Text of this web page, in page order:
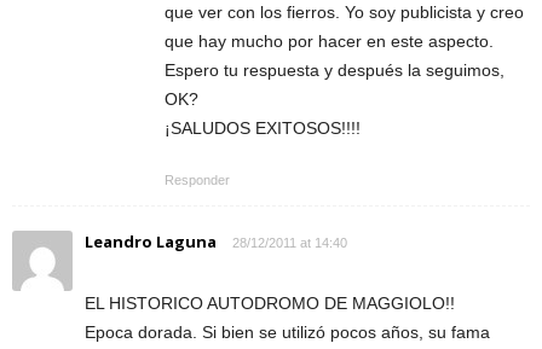
que ver con los fierros. Yo soy publicista y creo
que hay mucho por hacer en este aspecto.
Espero tu respuesta y después la seguimos,
OK?
¡SALUDOS EXITOSOS!!!!
Responder
Leandro Laguna 28/12/2011 at 14:40
EL HISTORICO AUTODROMO DE MAGGIOLO!!
Epoca dorada. Si bien se utilizó pocos años, su fama